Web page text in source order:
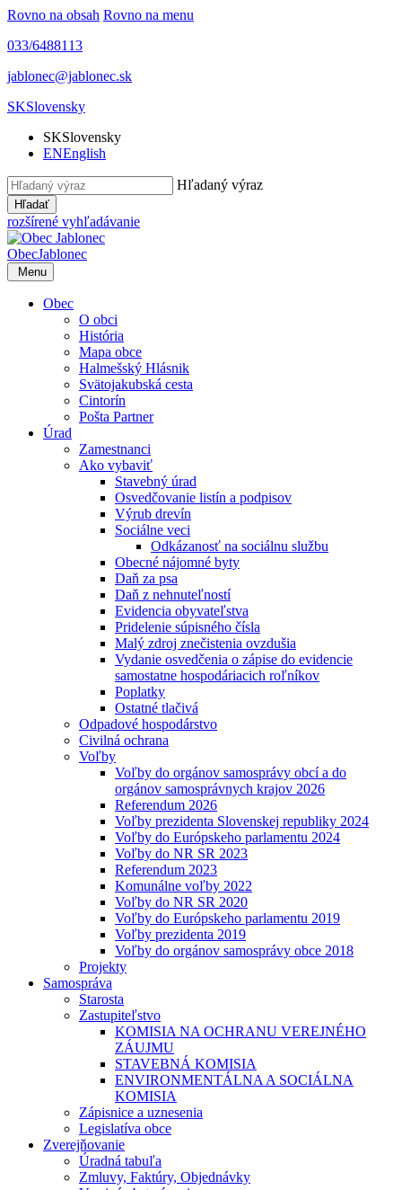
Rovno na obsah Rovno na menu
033/6488113
jablonec@jablonec.sk
SKSlovensky
SKSlovensky
ENEnglish
Hľadaný výraz
Hľadať
rozšírené vyhľadávanie
ObecJablonec
Menu
Obec
O obci
História
Mapa obce
Halmešský Hlásnik
Svätojakubská cesta
Cintorín
Pošta Partner
Úrad
Zamestnanci
Ako vybaviť
Stavebný úrad
Osvedčovanie listín a podpisov
Výrub drevín
Sociálne veci
Odkázanosť na sociálnu službu
Obecné nájomné byty
Daň za psa
Daň z nehnuteľností
Evidencia obyvateľstva
Pridelenie súpisného čísla
Malý zdroj znečistenia ovzdušia
Vydanie osvedčenia o zápise do evidencie
samostatne hospodáriacich roľníkov
Poplatky
Ostatné tlačivá
Odpadové hospodárstvo
Civilná ochrana
Voľby
Voľby do orgánov samosprávy obcí a do
orgánov samosprávnych krajov 2026
Referendum 2026
Voľby prezidenta Slovenskej republiky 2024
Voľby do Európskeho parlamentu 2024
Voľby do NR SR 2023
Referendum 2023
Komunálne voľby 2022
Voľby do NR SR 2020
Voľby do Európskeho parlamentu 2019
Voľby prezidenta 2019
Voľby do orgánov samosprávy obce 2018
Projekty
Samospráva
Starosta
Zastupiteľstvo
KOMISIA NA OCHRANU VEREJNÉHO
ZÁUJMU
STAVEBNÁ KOMISIA
ENVIRONMENTÁLNA A SOCIÁLNA
KOMISIA
Zápisnice a uznesenia
Legislatíva obce
Zverejňovanie
Úradná tabuľa
Zmluvy, Faktúry, Objednávky